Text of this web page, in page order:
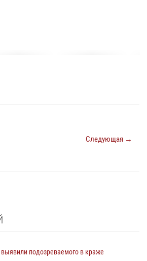
Следующая →
подозреваемого в краже